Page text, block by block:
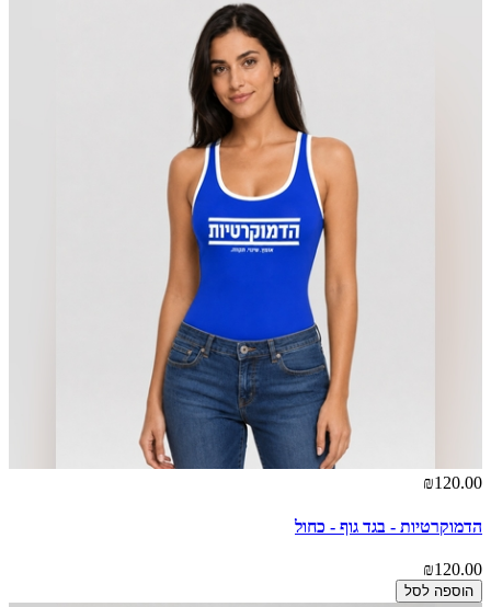
₪120.00
הדמוקרטיות - בגד גוף - כחול
₪120.00
הוספה לסל